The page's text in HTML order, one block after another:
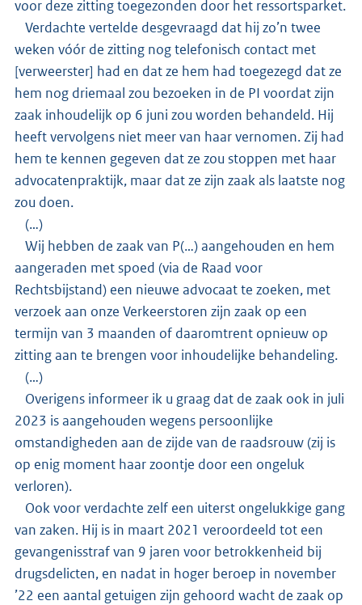
voor deze zitting toegezonden door het ressortsparket.
Verdachte vertelde desgevraagd dat hij zo’n twee
weken vóór de zitting nog telefonisch contact met
[verweerster] had en dat ze hem had toegezegd dat ze
hem nog driemaal zou bezoeken in de PI voordat zijn
zaak inhoudelijk op 6 juni zou worden behandeld. Hij
heeft vervolgens niet meer van haar vernomen. Zij had
hem te kennen gegeven dat ze zou stoppen met haar
advocatenpraktijk, maar dat ze zijn zaak als laatste nog
zou doen.
(…)
Wij hebben de zaak van P(…) aangehouden en hem
aangeraden met spoed (via de Raad voor
Rechtsbijstand) een nieuwe advocaat te zoeken, met
verzoek aan onze Verkeerstoren zijn zaak op een
termijn van 3 maanden of daaromtrent opnieuw op
zitting aan te brengen voor inhoudelijke behandeling.
(…)
Overigens informeer ik u graag dat de zaak ook in juli
2023 is aangehouden wegens persoonlijke
omstandigheden aan de zijde van de raadsrouw (zij is
op enig moment haar zoontje door een ongeluk
verloren).
Ook voor verdachte zelf een uiterst ongelukkige gang
van zaken. Hij is in maart 2021 veroordeeld tot een
gevangenisstraf van 9 jaren voor betrokkenheid bij
drugsdelicten, en nadat in hoger beroep in november
’22 een aantal getuigen zijn gehoord wacht de zaak op